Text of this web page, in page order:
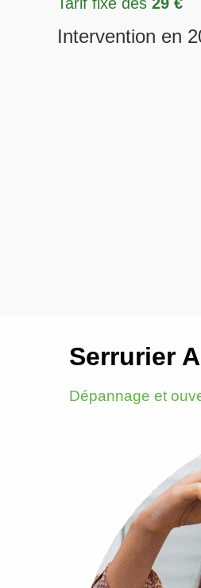
Tarif fixe dès 29 €
Intervention en
Serrurier
Dépannage et